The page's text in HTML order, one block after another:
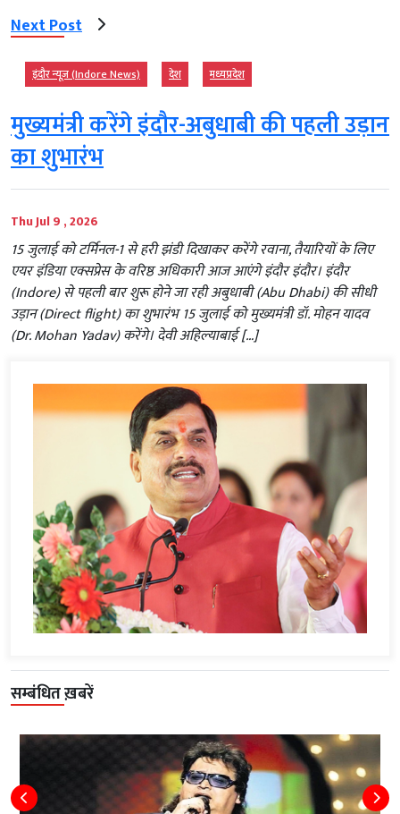
Next Post
इंदौर न्यूज़ (Indore News) देश मध्‍यप्रदेश
मुख्यमंत्री करेंगे इंदौर-अबुधाबी की पहली उड़ान
का शुभारंभ
Thu Jul 9 , 2026
15 जुलाई को टर्मिनल-1 से हरी झंडी दिखाकर करेंगे रवाना, तैयारियों के लिए
एयर इंडिया एक्सप्रेस के वरिष्ठ अधिकारी आज आएंगे इंदौर इंदौर। इंदौर
(Indore) से पहली बार शुरू होने जा रही अबुधाबी (Abu Dhabi) की सीधी
उड़ान (Direct flight) का शुभारंभ 15 जुलाई को मुख्यमंत्री डॉ. मोहन यादव
(Dr. Mohan Yadav) करेंगे। देवी अहिल्याबाई […]
सम्बंधित ख़बरें